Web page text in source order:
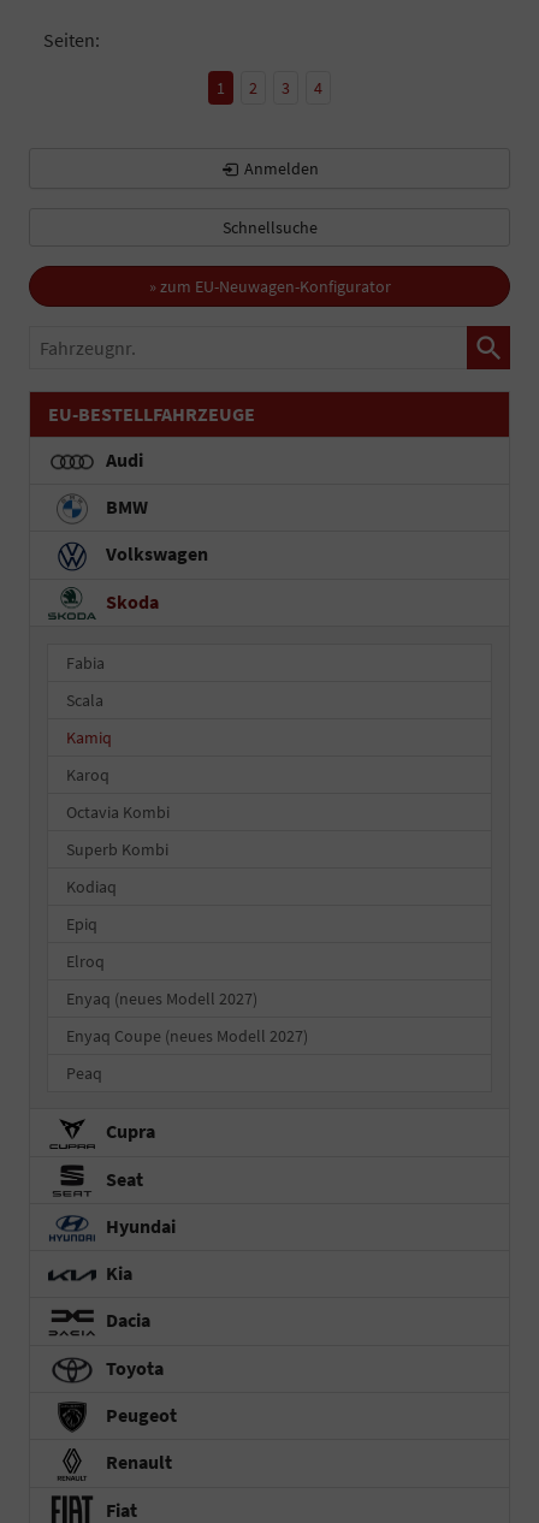
Seiten:
1 2 3 4
Anmelden
Schnellsuche
» zum EU-Neuwagen-Konfigurator
Fahrzeugnr.
EU-BESTELLFAHRZEUGE
Audi
BMW
Volkswagen
Skoda
Fabia
Scala
Kamiq
Karoq
Octavia Kombi
Superb Kombi
Kodiaq
Epiq
Elroq
Enyaq (neues Modell 2027)
Enyaq Coupe (neues Modell 2027)
Peaq
Cupra
Seat
Hyundai
Kia
Dacia
Toyota
Peugeot
Renault
Fiat